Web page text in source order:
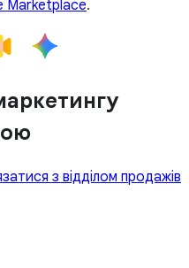
Marketplace.
з відділом продажів